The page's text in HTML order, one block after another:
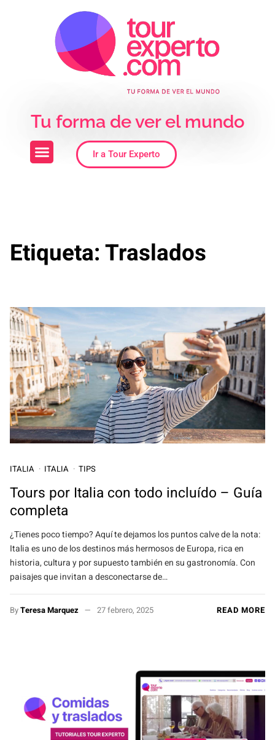
Tu forma de ver el mundo
Ir a Tour Experto
Etiqueta:Traslados
ITALIA ITALIA TIPS
Tours por Italia con todo incluído – Guía
completa
¿Tienes poco tiempo? Aquí te dejamos los puntos calve de la nota:
Italia es uno de los destinos más hermosos de Europa, rica en
historia, cultura y por supuesto también en su gastronomía. Con
paisajes que invitan a desconectarse de…
ByTeresa Marquez 27 febrero, 2025 READ MORE